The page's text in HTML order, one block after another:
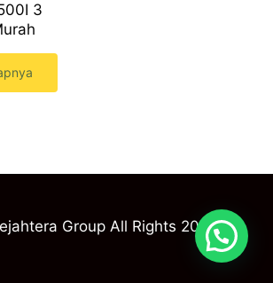
3
Group All Rights 2023